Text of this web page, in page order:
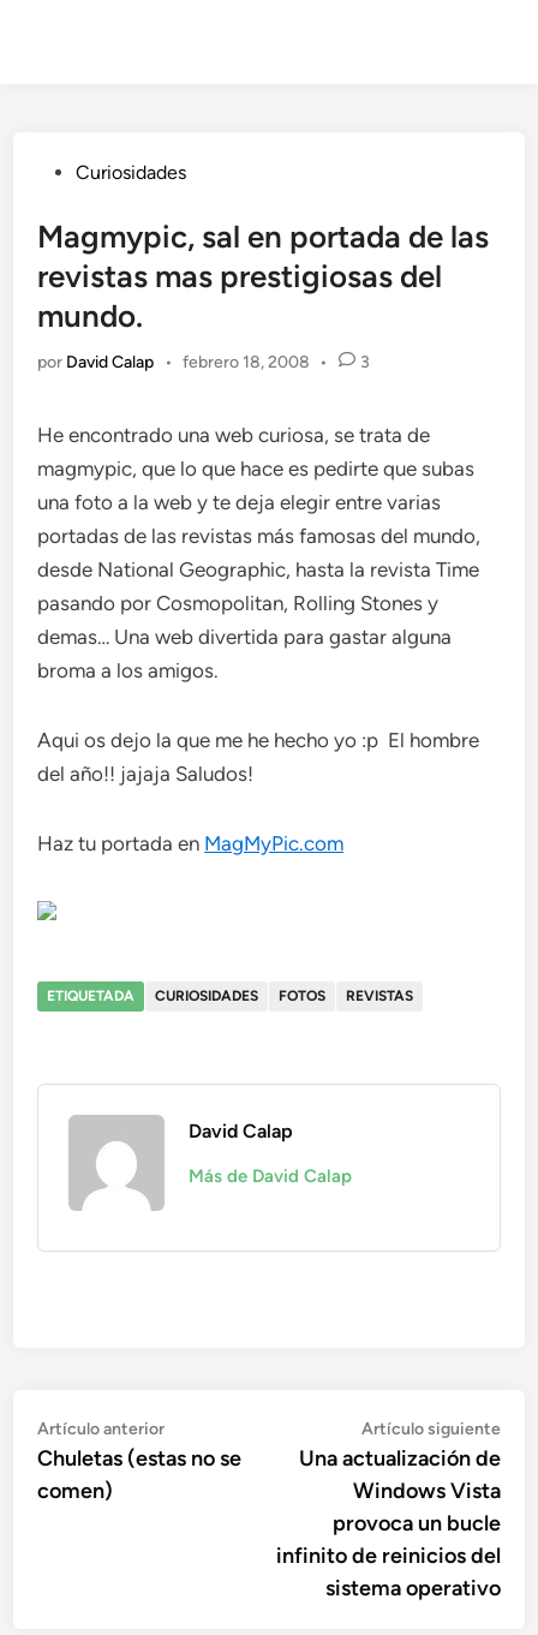
Publicado
Curiosidades
Magmypic, sal en portada de las
revistas mas prestigiosas del
mundo.
por David Calap • febrero 18, 2008 • 3
He encontrado una web curiosa, se trata de
magmypic, que lo que hace es pedirte que subas
una foto a la web y te deja elegir entre varias
portadas de las revistas más famosas del mundo,
desde National Geographic, hasta la revista Time
pasando por Cosmopolitan, Rolling Stones y
demas… Una web divertida para gastar alguna
broma a los amigos.
Aqui os dejo la que me he hecho yo :p El hombre
del año!! jajaja Saludos!
Haz tu portada en MagMyPic.com
ETIQUETADA CURIOSIDADES FOTOS REVISTAS
David Calap
Más de David Calap
Navegación
de
entradas
Artículo anteriorArtículo
anterior:
Chuletas (estas no se
comen)
Artículo siguiente
Una actualización de
Windows Vista
provoca un bucle
infinito de reinicios del
sistema operativo